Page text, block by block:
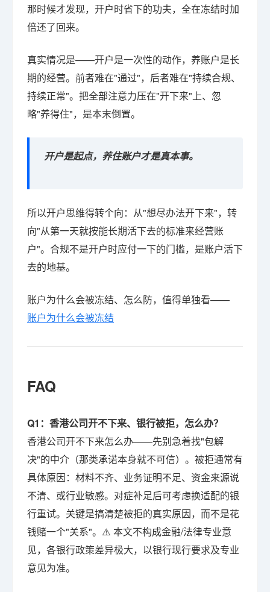
那时候才发现，开户时省下的功夫，全在冻结时加
倍还了回来。
真实情况是——开户是一次性的动作，养账户是长
期的经营。前者难在"通过"，后者难在"持续合规、
持续正常"。把全部注意力压在"开下来"上、忽
略"养得住"，是本末倒置。
开户是起点，养住账户才是真本事。
所以开户思维得转个向：从"想尽办法开下来"，转
向"从第一天就按能长期活下去的标准来经营账
户"。合规不是开户时应付一下的门槛，是账户活下
去的地基。
账户为什么会被冻结、怎么防，值得单独看——
账户为什么会被冻结
FAQ
Q1：香港公司开不下来、银行被拒，怎么办？
香港公司开不下来怎么办——先别急着找"包解
决"的中介（那类承诺本身就不可信）。被拒通常有
具体原因：材料不齐、业务证明不足、资金来源说
不清、或行业敏感。对症补足后可考虑换适配的银
行重试。关键是搞清楚被拒的真实原因，而不是花
钱赌一个"关系"。⚠️ 本文不构成金融/法律专业意
见，各银行政策差异极大，以银行现行要求及专业
意见为准。